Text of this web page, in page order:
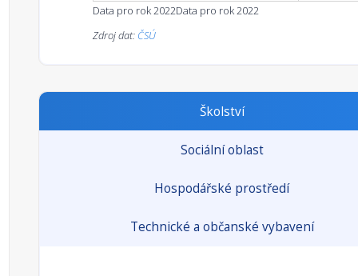
Data pro rok 2022Data pro rok 2022
Zdroj dat: ČSÚ
Školství
Sociální oblast
Hospodářské prostředí
Technické a občanské vybavení